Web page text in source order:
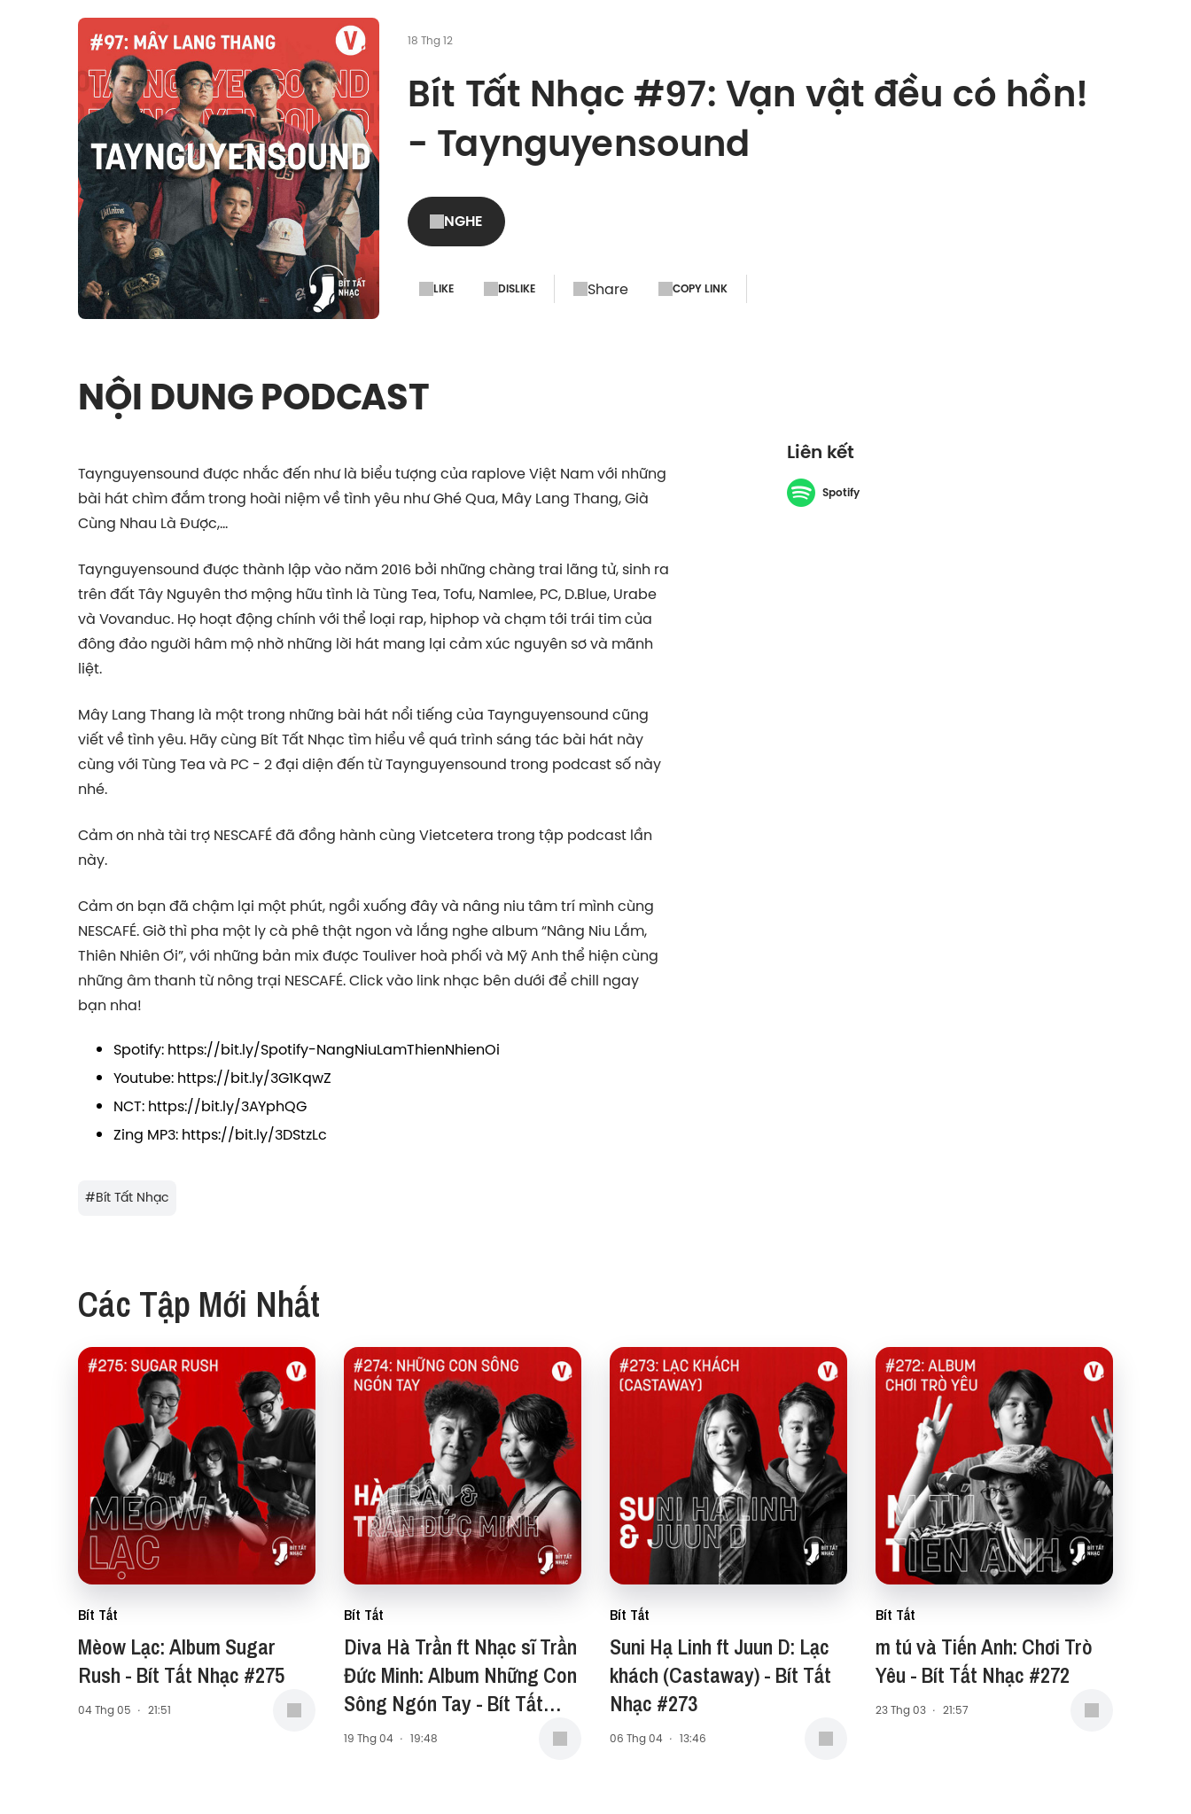
18 Thg 12
Bít Tất Nhạc #97: Vạn vật đều có hồn!
- Taynguyensound
NGHE
LIKE DISLIKE Share COPY LINK
NỘI DUNG PODCAST
Taynguyensound được nhắc đến như là biểu tượng của raplove Việt Nam với những
bài hát chìm đắm trong hoài niệm về tình yêu như Ghé Qua, Mây Lang Thang, Già
Cùng Nhau Là Được,...
Taynguyensound được thành lập vào năm 2016 bởi những chàng trai lãng tử, sinh ra
trên đất Tây Nguyên thơ mộng hữu tình là Tùng Tea, Tofu, Namlee, PC, D.Blue, Urabe
và Vovanduc. Họ hoạt động chính với thể loại rap, hiphop và chạm tới trái tim của
đông đảo người hâm mộ nhờ những lời hát mang lại cảm xúc nguyên sơ và mãnh
liệt.
Mây Lang Thang là một trong những bài hát nổi tiếng của Taynguyensound cũng
viết về tình yêu. Hãy cùng Bít Tất Nhạc tìm hiểu về quá trình sáng tác bài hát này
cùng với Tùng Tea và PC - 2 đại diện đến từ Taynguyensound trong podcast số này
nhé.
Cảm ơn nhà tài trợ NESCAFÉ đã đồng hành cùng Vietcetera trong tập podcast lần
này.
Cảm ơn bạn đã chậm lại một phút, ngồi xuống đây và nâng niu tâm trí mình cùng
NESCAFÉ. Giờ thì pha một ly cà phê thật ngon và lắng nghe album “Nâng Niu Lắm,
Thiên Nhiên Ơi”, với những bản mix được Touliver hoà phối và Mỹ Anh thể hiện cùng
những âm thanh từ nông trại NESCAFÉ. Click vào link nhạc bên dưới để chill ngay
bạn nha!
Spotify: https://bit.ly/Spotify-NangNiuLamThienNhienOi
Youtube: https://bit.ly/3G1KqwZ
NCT: https://bit.ly/3AYphQG
Zing MP3: https://bit.ly/3DStzLc
Liên kết
Spotify
#Bít Tất Nhạc
Các Tập Mới Nhất
Bít Tất
Mèow Lạc: Album Sugar
Rush - Bít Tất Nhạc #275
04 Thg 05 · 21:51
Bít Tất
Diva Hà Trần ft Nhạc sĩ Trần
Đức Minh: Album Những Con
Sông Ngón Tay - Bít Tất
Nhạc #274
19 Thg 04 · 19:48
Bít Tất
Suni Hạ Linh ft Juun D: Lạc
khách (Castaway) - Bít Tất
Nhạc #273
06 Thg 04 · 13:46
Bít Tất
m tú và Tiến Anh: Chơi Trò
Yêu - Bít Tất Nhạc #272
23 Thg 03 · 21:57